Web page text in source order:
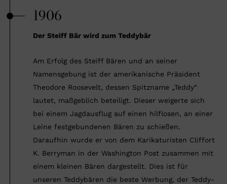
1906
Der Steiff Bär wird zum Teddybär
Am Erfolg des Steiff Bären und an seiner
Namensgebung ist der amerikanische Präsident
Theodore Roosevelt, dessen Spitzname „Teddy“
lautet, maßgeblich beteiligt. Dieser weigerte sich
bei einem Jagdausflug auf einen hilflosen, an einer
Leine festgebundenen Bären zu schießen.
Daraufhin wurde er von dem Karikaturisten Cliffort
K. Berryman in der Washington Post zusammen mit
einem kleinen Bären dargestellt. Dies ist für
unseren Teddybären die beste Werbung, der Teddy-